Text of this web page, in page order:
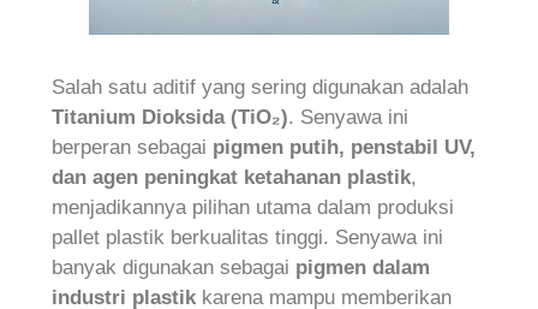
Salah satu aditif yang sering digunakan adalah
Titanium Dioksida (TiO₂). Senyawa ini
berperan sebagai pigmen putih, penstabil UV,
dan agen peningkat ketahanan plastik,
menjadikannya pilihan utama dalam produksi
pallet plastik berkualitas tinggi. Senyawa ini
banyak digunakan sebagai pigmen dalam
industri plastik karena mampu memberikan